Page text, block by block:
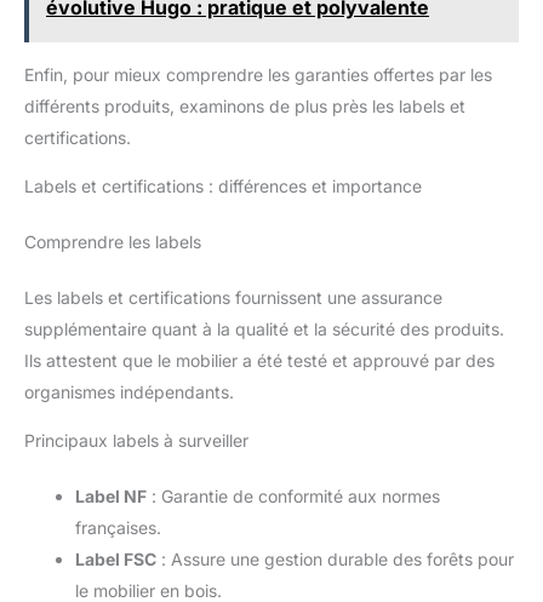
évolutive Hugo : pratique et polyvalente
Enfin, pour mieux comprendre les garanties offertes par les
différents produits, examinons de plus près les labels et
certifications.
Labels et certifications : différences et importance
Comprendre les labels
Les labels et certifications fournissent une assurance
supplémentaire quant à la qualité et la sécurité des produits.
Ils attestent que le mobilier a été testé et approuvé par des
organismes indépendants.
Principaux labels à surveiller
Label NF : Garantie de conformité aux normes
françaises.
Label FSC : Assure une gestion durable des forêts pour
le mobilier en bois.